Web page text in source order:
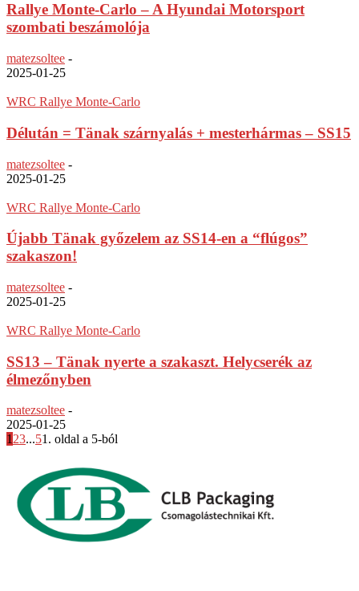
Rallye Monte-Carlo – A Hyundai Motorsport
szombati beszámolója
matezsoltee -
2025-01-25
WRC Rallye Monte-Carlo
Délután = Tänak szárnyalás + mesterhármas – SS15
matezsoltee -
2025-01-25
WRC Rallye Monte-Carlo
Újabb Tänak győzelem az SS14-en a “flúgos”
szakaszon!
matezsoltee -
2025-01-25
WRC Rallye Monte-Carlo
SS13 – Tänak nyerte a szakaszt. Helycserék az
élmezőnyben
matezsoltee -
2025-01-25
123...51. oldal a 5-ból